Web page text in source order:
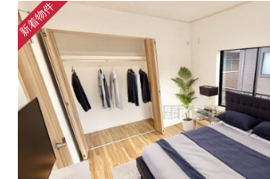
新着物件